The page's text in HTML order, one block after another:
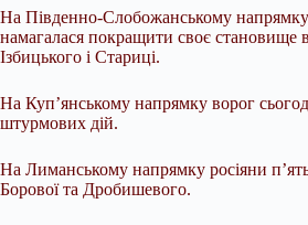
На Південно-Слобожанському
намагалася покращити своє становище
Ізбицького і Стариці.
На Куп’янському напрямку ворог
штурмових дій.
На Лиманському напрямку росіяни п’ять
Борової та Дробишевого.